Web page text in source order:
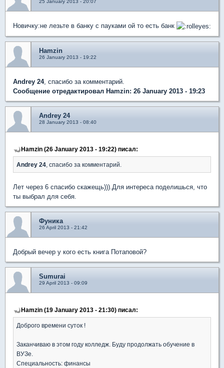
25 January 2013 - 20:07
Новичку:не лезьте в банку с пауками ой то есть банк
Hamzin
26 January 2013 - 19:22
Andrey 24, спасибо за комментарий.
Сообщение отредактировал Hamzin: 26 January 2013 - 19:23
Andrey 24
28 January 2013 - 08:40
Hamzin (26 January 2013 - 19:22) писал:
Andrey 24 , спасибо за комментарий.
Лет через 6 спасибо скажещь))).Для интереса поделишься, что
ты выбрал для себя.
Фуника
26 April 2013 - 21:42
Добрый вечер у кого есть книга Потаповой?
Sumurai
29 April 2013 - 09:09
Hamzin (19 January 2013 - 21:30) писал:
Доброго времени суток !
Заканчиваю в этом году колледж. Буду продолжать обучение в
ВУЗе.
Специальность: финансы